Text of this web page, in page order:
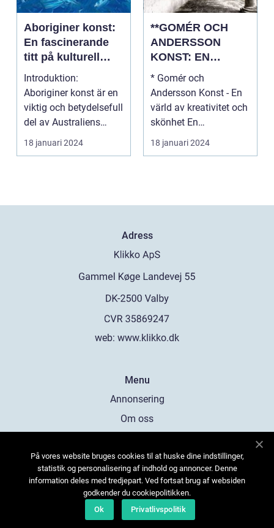
Aboriginer konst:
En fascinerande
titt på kulturell
mångfald och
kreativitet
Introduktion:
Aboriginer konst är en
viktig och betydelsefull
del av Australiens
kulturella arv. Un...
18 januari 2024
**GOMÉR OCH
ANDERSSON
KONST: EN
ÖVERSIKT OCH
ANALYS**
* Gomér och
Andersson Konst - En
värld av kreativitet och
skönhet En
övergripande, grundlig
översi...
18 januari 2024
Adress
web: www.klikko.dk
Menu
Annonsering
Om oss
Kontakta oss
Sitemap
På vores website bruges cookies til at huske dine indstillinger,
statistik og personalisering af indhold og annoncer. Denne
information deles med tredjepart. Ved fortsat brug af websiden
godkender du cookiepolitikken.
Ok
Privatlivspolitik